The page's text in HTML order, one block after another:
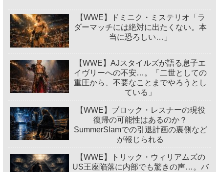
【WWE】ドミニク・ミステリオ「ラ
ダーマッチには絶対に出たくない。本
当に恐ろしい…」
【WWE】AJスタイルズが語る息子エ
イヴリーへの不安…。「二世としての
重圧から、不要なことまでやろうとし
ている」
【WWE】ブロック・レスナーの現役
復帰の可能性はあるのか？
SummerSlamでの引退計画の裏側など
が報じられる
【WWE】トリック・ウィリアムズの
US王座陥落に内部でも驚きの声…。バ